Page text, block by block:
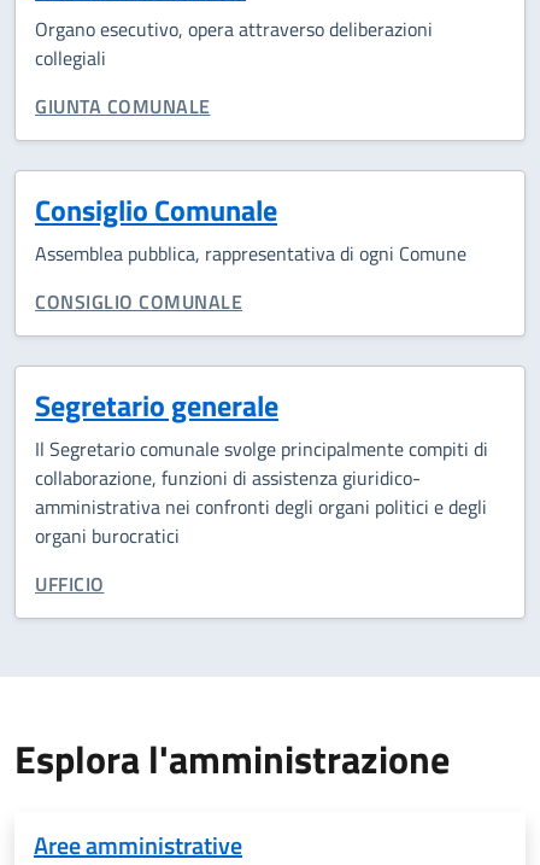
Organo esecutivo, opera attraverso deliberazioni
collegiali
CATEGORIA CORRELATA:
GIUNTA COMUNALE
Consiglio Comunale
Assemblea pubblica, rappresentativa di ogni Comune
CATEGORIA CORRELATA:
CONSIGLIO COMUNALE
Segretario generale
Il Segretario comunale svolge principalmente compiti di
collaborazione, funzioni di assistenza giuridico-
amministrativa nei confronti degli organi politici e degli
organi burocratici
CATEGORIA CORRELATA:
UFFICIO
Esplora l'amministrazione
Aree amministrative